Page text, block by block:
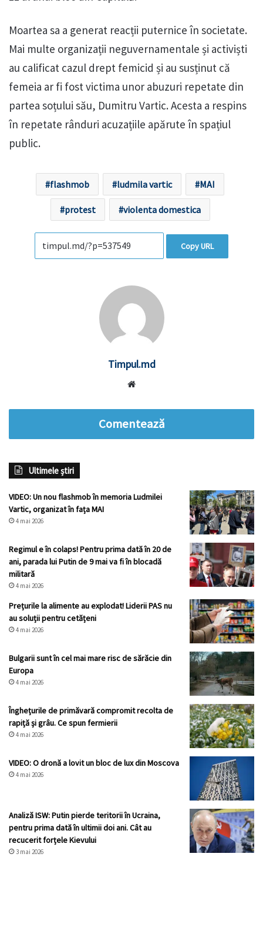
Moartea sa a generat reacții puternice în societate.
Mai multe organizații neguvernamentale și activiști
au calificat cazul drept femicid și au susținut că
femeia ar fi fost victima unor abuzuri repetate din
partea soțului său, Dumitru Vartic. Acesta a respins
în repetate rânduri acuzațiile apărute în spațiul
public.
flashmob ludmila vartic MAI
protest violenta domestica
Copy URL
Timpul.md
Comentează
Ultimele știri
VIDEO: Un nou flashmob în memoria Ludmilei
Vartic, organizat în fața MAI
4 mai 2026
Regimul e în colaps! Pentru prima dată în 20 de
ani, parada lui Putin de 9 mai va fi în blocadă
militară
4 mai 2026
Prețurile la alimente au explodat! Liderii PAS nu
au soluții pentru cetățeni
4 mai 2026
Bulgarii sunt în cel mai mare risc de sărăcie din
Europa
4 mai 2026
Înghețurile de primăvară compromit recolta de
rapiță și grâu. Ce spun fermierii
4 mai 2026
VIDEO: O dronă a lovit un bloc de lux din Moscova
4 mai 2026
Analiză ISW: Putin pierde teritorii în Ucraina,
pentru prima dată în ultimii doi ani. Cât au
recucerit forțele Kievului
3 mai 2026